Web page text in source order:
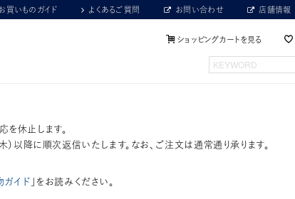
買いものガイド よくあるご質問 お問い合わせ 店舗情報
ショッピングカートを見る
を休止します。
以降に順次返信いたします。なお、ご注文は通常通り承ります。
ガイド 」をお読みください。